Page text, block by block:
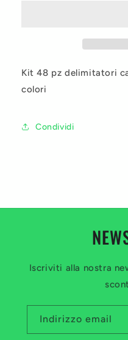
Kit 48 pz delimitatori
colori
Condividi
Iscriviti alla nostra
Indirizzo email